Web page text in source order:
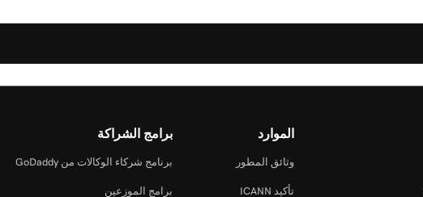
الموارد
وثائق المطور
تأكيد ICANN
برامج الشراكة
برنامج شركاء الوكالات من GoDaddy
برامج الموزعين